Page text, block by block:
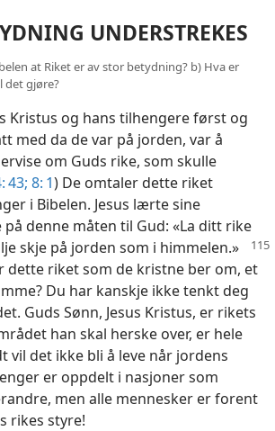
UNDERSTREKES
at Riket er av stor betydning? b) Hva er
det gjøre?
Kristus og hans tilhengere først og
med da de var på jorden, var å
om Guds rike, som skulle
43; 8: 1) De omtaler dette riket
i Bibelen. Jesus lærte sine
denne måten til Gud: «La ditt rike
skje på jorden som i himmelen.»
dette riket som de kristne ber om, et
Du har kanskje ikke tenkt deg
Guds Sønn, Jesus Kristus, er rikets
han skal herske over, er hele
vil det ikke bli å leve når jordens
er oppdelt i nasjoner som
men alle mennesker er forent
rikes styre!